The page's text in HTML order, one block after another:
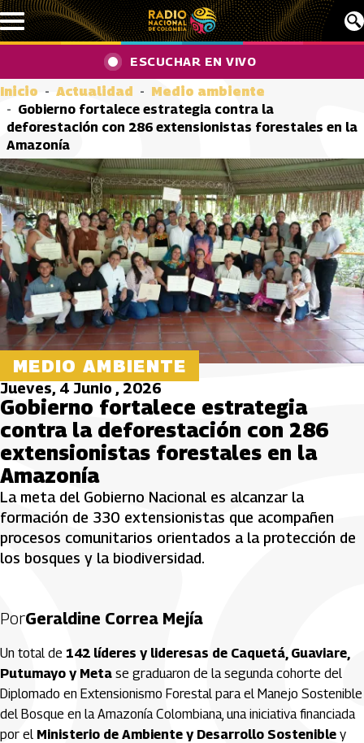
Pasar al contenido principal
ESCUCHAR EN VIVO
Inicio Actualidad
Medio ambiente
Gobierno fortalece estrategia contra la
deforestación con 286 extensionistas forestales en la
Amazonía
MEDIO AMBIENTE
Jueves, 4 Junio , 2026
Gobierno fortalece estrategia
contra la deforestación con 286
extensionistas forestales en la
Amazonía
La meta del Gobierno Nacional es alcanzar la
formación de 330 extensionistas que acompañen
procesos comunitarios orientados a la protección de
los bosques y la biodiversidad.
PorGeraldine Correa Mejía
Un total de 142 líderes y lideresas de Caquetá, Guaviare,
Putumayo y Meta se graduaron de la segunda cohorte del
Diplomado en Extensionismo Forestal para el Manejo Sostenible
del Bosque en la Amazonía Colombiana, una iniciativa financiada
por el Ministerio de Ambiente y Desarrollo Sostenible y